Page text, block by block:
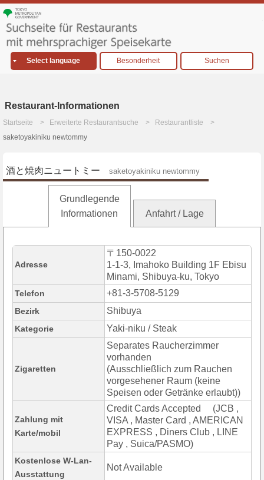
Select language Besonderheit Suchen
Restaurant-Informationen
Startseite Erweiterte Restaurantsuche
Restaurantliste
saketoyakiniku newtommy
酒と焼肉ニュートミー saketoyakiniku newtommy
Grundlegende
Informationen
Anfahrt / Lage
Adresse
〒150-0022
1-1-3, Imahoko Building 1F Ebisu
Minami, Shibuya-ku, Tokyo
Telefon +81-3-5708-5129
Bezirk Shibuya
Kategorie Yaki-niku / Steak
Zigaretten
Separates Raucherzimmer
vorhanden
(Ausschließlich zum Rauchen
vorgesehener Raum (keine
Speisen oder Getränke erlaubt))
Zahlung mit
Karte/mobil
Credit Cards Accepted (JCB ,
VISA , Master Card , AMERICAN
EXPRESS , Diners Club , LINE
Pay , Suica/PASMO)
Kostenlose W-Lan-
Ausstattung
Not Available